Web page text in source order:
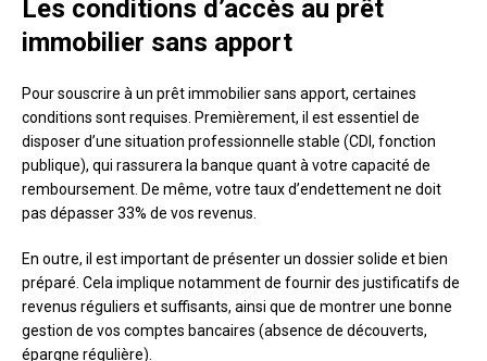
Les conditions d’accès au prêt
immobilier sans apport
Pour souscrire à un prêt immobilier sans apport, certaines
conditions sont requises. Premièrement, il est essentiel de
disposer d’une situation professionnelle stable (CDI, fonction
publique), qui rassurera la banque quant à votre capacité de
remboursement. De même, votre taux d’endettement ne doit
pas dépasser 33% de vos revenus.
En outre, il est important de présenter un dossier solide et bien
préparé. Cela implique notamment de fournir des justificatifs de
revenus réguliers et suffisants, ainsi que de montrer une bonne
gestion de vos comptes bancaires (absence de découverts,
épargne régulière).